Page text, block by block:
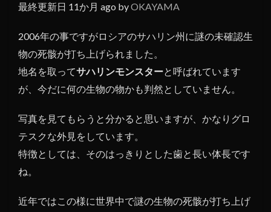
最終更新日 11か月 ago byOKAYAMA
2006年の事ですがロシアのサハリン州に謎の未確認生
物の死骸が打ち上げられました。
地名を取ってサハリンモンスターと呼ばれています
が、今だに何の生物の物かも判然としていません。
写真を見てもらうと分かると思いますが、かなりグロ
テスクな外見をしています。
特徴としては、そのはっきりとした歯と長い体長です
ね。
近年ではこの様に世界中で謎の生物の死骸が打ち上げ